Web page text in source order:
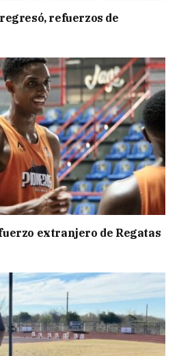
refuerzos de
extranjero de Regatas